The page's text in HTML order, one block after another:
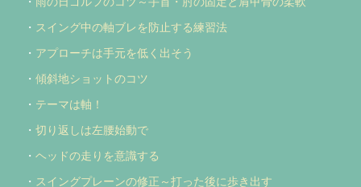
・ スイング中の軸ブレを防止する練習法
・ アプローチは手元を低く出そう
・ 傾斜地ショットのコツ
・ テーマは軸！
・ 切り返しは左腰始動で
・ ヘッドの走りを意識する
・ スイングプレーンの修正～打った後に歩き出す